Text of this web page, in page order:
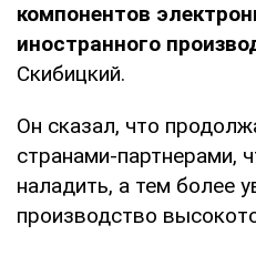
компонентов
иностранного
Скибицкий.
Он сказал, что
странами-партнерами,
наладить, а тем более
производство